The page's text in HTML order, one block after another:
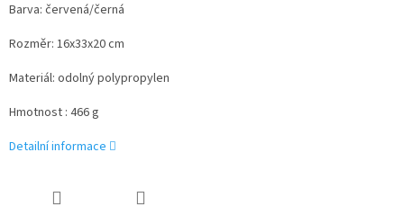
Barva: červená/černá
Rozměr: 16x33x20 cm
Materiál: odolný polypropylen
Hmotnost : 466 g
Detailní informace